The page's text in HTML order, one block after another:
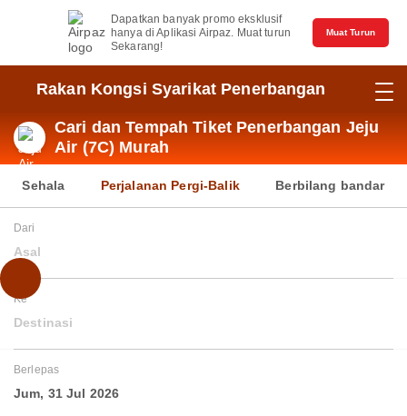
Dapatkan banyak promo eksklusif
hanya di Aplikasi Airpaz. Muat turun
Sekarang!
Muat Turun
Rakan Kongsi Syarikat Penerbangan
Cari dan Tempah Tiket Penerbangan Jeju
Air (7C) Murah
Sehala Perjalanan Pergi-Balik Berbilang bandar
Dari
Asal
Ke
Destinasi
Berlepas
Jum, 31 Jul 2026